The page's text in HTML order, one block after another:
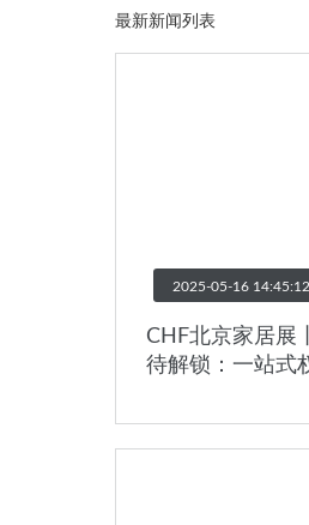
最新新闻列表
2025-05-16 14:45:12
CHF北京家居展
待解锁：一站式